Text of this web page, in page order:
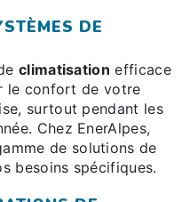
DE
climatisation efficace
le confort de votre
surtout pendant les
Chez EnerAlpes,
de solutions de
besoins spécifiques.